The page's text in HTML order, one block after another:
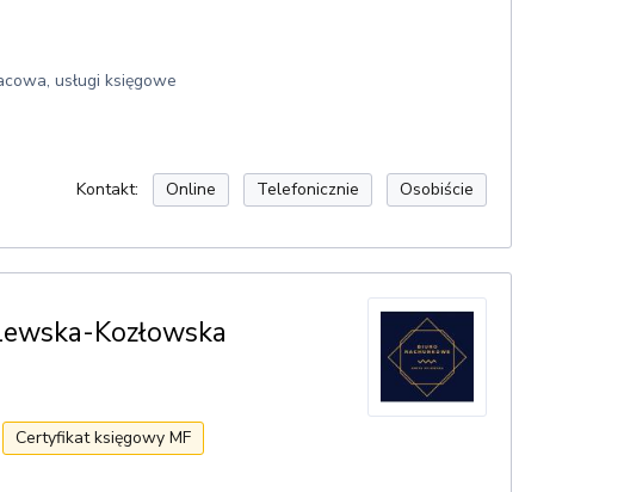
usługi księgowe
Kontakt: Online Telefonicznie Osobiście
Kozłowska
Certyfikat księgowy MF